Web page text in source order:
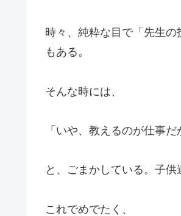
時々、純粋な目で「先生
もある。
そんな時には、
「いや、教えるのが仕事
と、ごまかしている。子
これでめでたく、